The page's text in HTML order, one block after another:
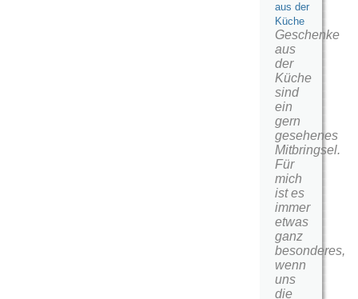
aus der
Küche
Geschenke
aus
der
Küche
sind
ein
gern
gesehenes
Mitbringsel.
Für
mich
ist es
immer
etwas
ganz
besonderes,
wenn
uns
die